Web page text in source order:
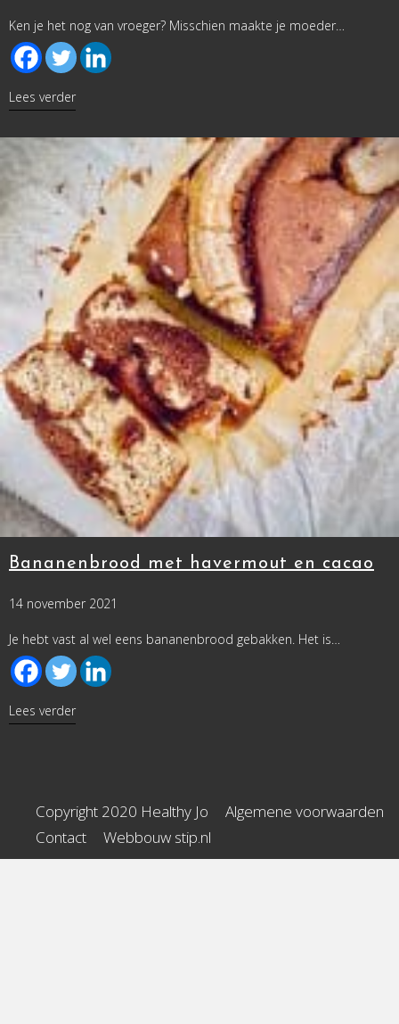
Ken je het nog van vroeger? Misschien maakte je moeder…
Lees verderabout Broodpudding
Bananenbrood met havermout en cacao
14 november 2021
Je hebt vast al wel eens bananenbrood gebakken. Het is…
Lees verderabout Bananenbrood met havermout en cacao
Copyright 2020 Healthy Jo
Algemene voorwaarden
Contact
Webbouw stip.nl